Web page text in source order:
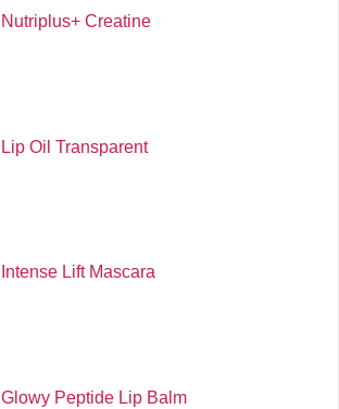
Nutriplus+ Creatine
Lip Oil Transparent
Intense Lift Mascara
Glowy Peptide Lip Balm